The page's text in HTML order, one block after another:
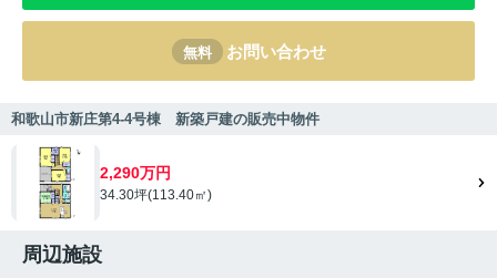
無料 お問い合わせ
和歌山市新庄第4-4号棟 新築戸建の販売中物件
2,290万円
34.30坪(113.40㎡)
周辺施設